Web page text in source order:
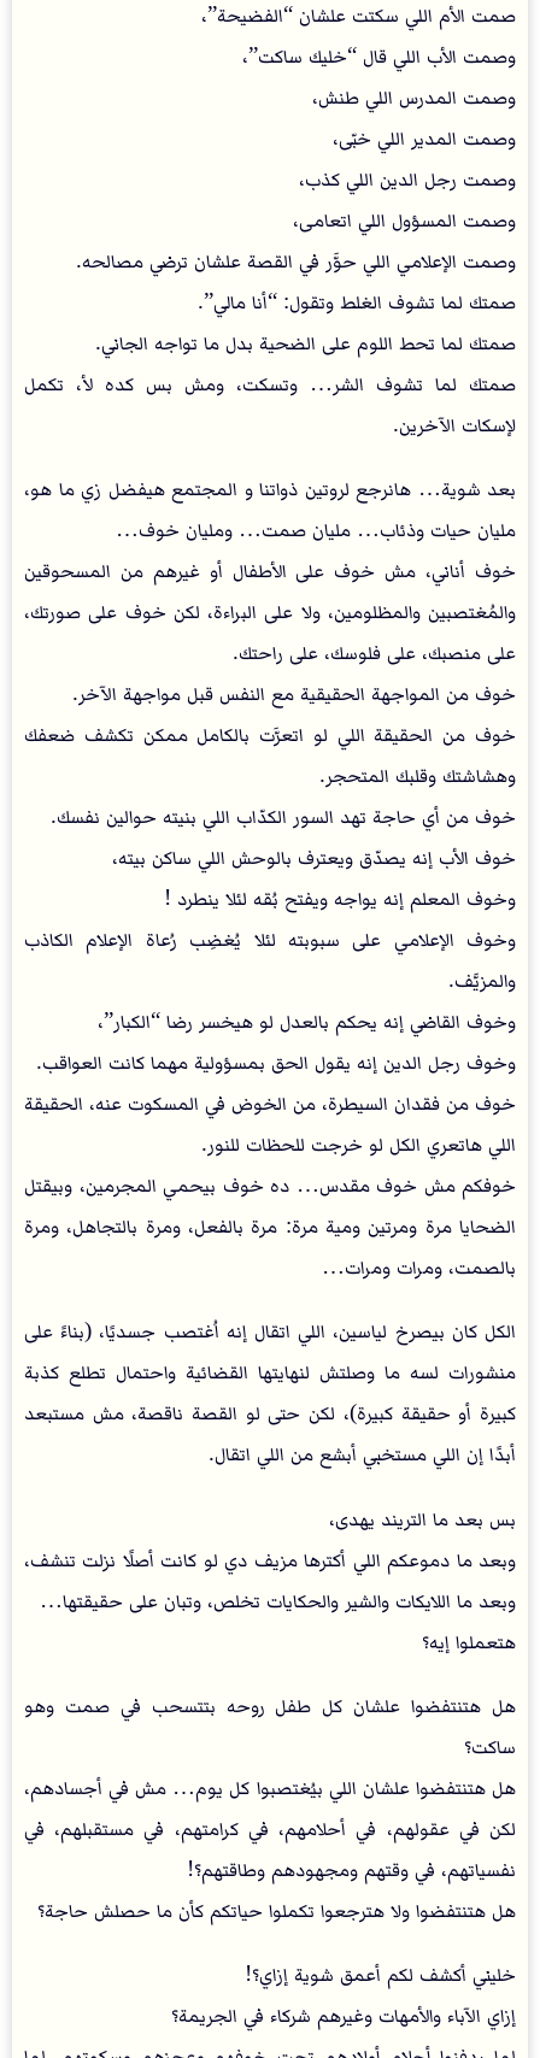
صمت الأم اللي سكتت علشان “الفضيحة”،
وصمت الأب اللي قال “خليك ساكت”،
وصمت المدرس اللي طنش،
وصمت المدير اللي خبّى،
وصمت رجل الدين اللي كذب،
وصمت المسؤول اللي اتعامى،
وصمت الإعلامي اللي حوَّر في القصة علشان ترضي مصالحه.
صمتك لما تشوف الغلط وتقول: “أنا مالي”.
صمتك لما تحط اللوم على الضحية بدل ما تواجه الجاني.
صمتك لما تشوف الشر… وتسكت، ومش بس كده لأ، تكمل
لإسكات الآخرين.
بعد شوية… هانرجع لروتين ذواتنا و المجتمع هيفضل زي ما هو،
مليان حيات وذئاب… مليان صمت… ومليان خوف…
خوف أناني، مش خوف على الأطفال أو غيرهم من المسحوقين
والمُغتصبين والمظلومين، ولا على البراءة، لكن خوف على صورتك،
على منصبك، على فلوسك، على راحتك.
خوف من المواجهة الحقيقية مع النفس قبل مواجهة الآخر.
خوف من الحقيقة اللي لو اتعرَّت بالكامل ممكن تكشف ضعفك
وهشاشتك وقلبك المتحجر.
خوف من أي حاجة تهد السور الكدّاب اللي بنيته حوالين نفسك.
خوف الأب إنه يصدّق ويعترف بالوحش اللي ساكن بيته،
وخوف المعلم إنه يواجه ويفتح بُقه لئلا ينطرد !
وخوف الإعلامي على سبوبته لئلا يُغضِب رُعاة الإعلام الكاذب
والمزيَّف.
وخوف القاضي إنه يحكم بالعدل لو هيخسر رضا “الكبار”،
وخوف رجل الدين إنه يقول الحق بمسؤولية مهما كانت العواقب.
خوف من فقدان السيطرة، من الخوض في المسكوت عنه، الحقيقة
اللي هاتعري الكل لو خرجت للحظات للنور.
خوفكم مش خوف مقدس… ده خوف بيحمي المجرمين، وبيقتل
الضحايا مرة ومرتين ومية مرة: مرة بالفعل، ومرة بالتجاهل، ومرة
بالصمت، ومرات ومرات…
الكل كان بيصرخ لياسين، اللي اتقال إنه اُغتصب جسديًا، (بناءً على
منشورات لسه ما وصلتش لنهايتها القضائية واحتمال تطلع كذبة
كبيرة أو حقيقة كبيرة)، لكن حتى لو القصة ناقصة، مش مستبعد
أبدًا إن اللي مستخبي أبشع من اللي اتقال.
بس بعد ما التريند يهدى،
وبعد ما دموعكم اللي أكترها مزيف دي لو كانت أصلًا نزلت تنشف،
وبعد ما اللايكات والشير والحكايات تخلص، وتبان على حقيقتها…
هتعملوا إيه؟
هل هتنتفضوا علشان كل طفل روحه بتتسحب في صمت وهو
ساكت؟
هل هتنتفضوا علشان اللي بيُغتصبوا كل يوم… مش في أجسادهم،
لكن في عقولهم، في أحلامهم، في كرامتهم، في مستقبلهم، في
نفسياتهم، في وقتهم ومجهودهم وطاقتهم؟!
هل هتنتفضوا ولا هترجعوا تكملوا حياتكم كأن ما حصلش حاجة؟
خليني أكشف لكم أعمق شوية إزاي؟!
إزاي الآباء والأمهات وغيرهم شركاء في الجريمة؟